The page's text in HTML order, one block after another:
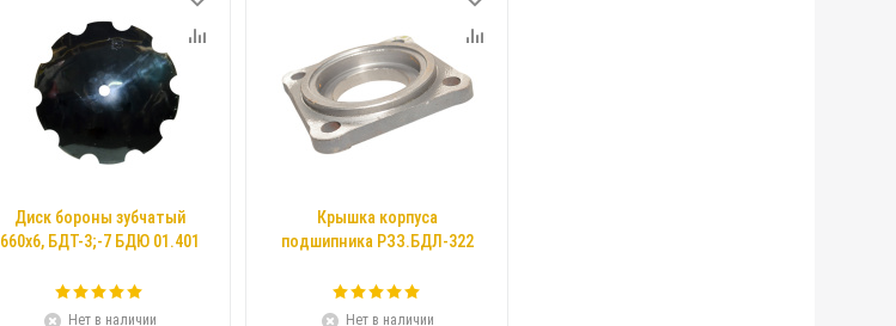
Диск бороны зубчатый
660х6, БДТ-3;-7 БДЮ 01.401
Нет в наличии
Крышка корпуса
подшипника РЗЗ.БДЛ-322
Нет в наличии